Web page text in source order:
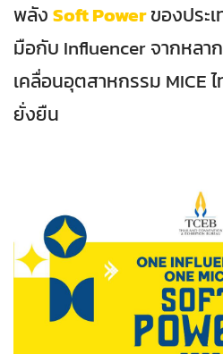
พลังSoft Powerของประ
มือกับ Influencer จากหลา
เคลื่อนอุตสาหกรรม MICE
ยั่งยืน